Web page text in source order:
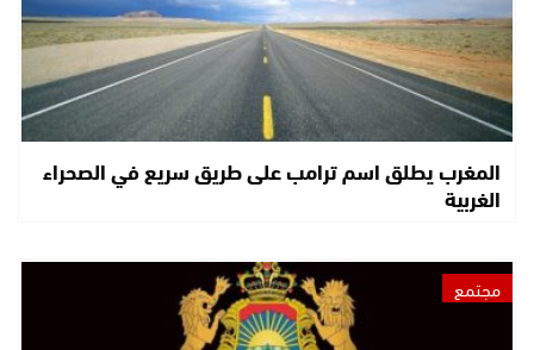
المغرب يطلق اسم ترامب على طريق سريع في الصحراء
الغربية
مجتمع